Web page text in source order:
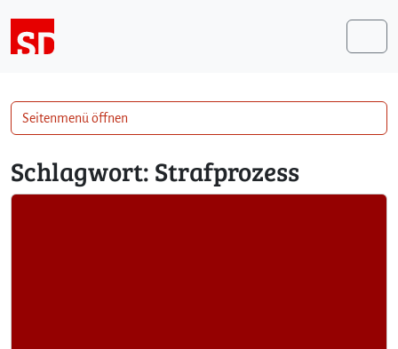
Schlagwort: Strafprozess
Seitenmenü öffnen